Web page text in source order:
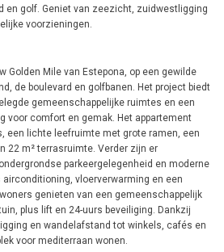
en golf. Geniet van zeezicht, zuidwestligging
voorzieningen.
Golden Mile van Estepona, op een gewilde
de boulevard en golfbanen. Het project biedt
gemeenschappelijke ruimtes en een
voor comfort en gemak. Het appartement
een lichte leefruimte met grote ramen, een
22 m² terrasruimte. Verder zijn er
parkeergelegenheid en moderne
vloerverwarming en een
genieten van een gemeenschappelijk
plus lift en 24-uurs beveiliging. Dankzij
en wandelafstand tot winkels, cafés en
voor mediterraan wonen.